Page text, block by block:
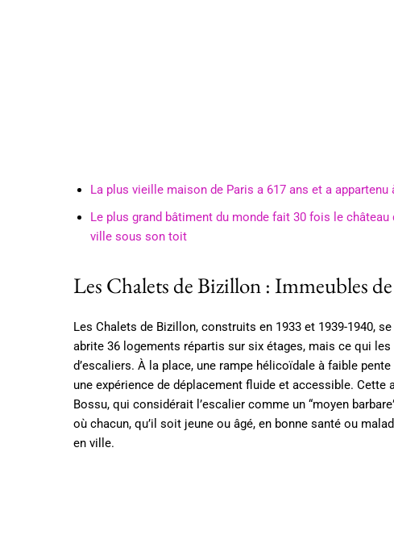
La plus vieille maison de Paris a 617 ans et a
Le plus grand bâtiment du monde fait 30 fois le
ville sous son toit
Les Chalets de Bizillon : Immeubles de
Les Chalets de Bizillon, construits en 1933 et 1939-1940,
abrite 36 logements répartis sur six étages, mais ce qui
d’escaliers. À la place, une rampe hélicoïdale à faible
une expérience de déplacement fluide et accessible.
Bossu, qui considérait l’escalier comme un “moyen
où chacun, qu’il soit jeune ou âgé, en bonne santé ou
en ville.